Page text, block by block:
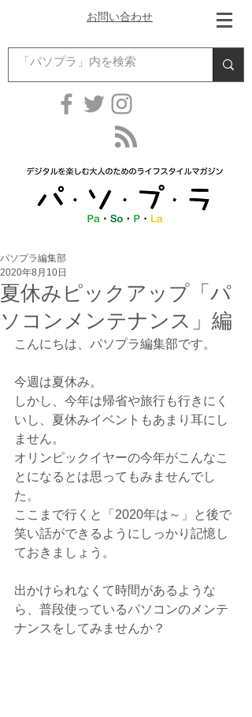
お問い合わせ
夏休みピックアップ「パ
ソコンメンテナンス」編
パソプラ編集部
2020年8月10日
こんにちは、パソプラ編集部です。
今週は夏休み。
しかし、今年は帰省や旅行も行きにく
いし、夏休みイベントもあまり耳にし
ません。
オリンピックイヤーの今年がこんなこ
とになるとは思ってもみませんでし
た。
ここまで行くと「2020年は～」と後で
笑い話ができるようにしっかり記憶し
ておきましょう。
出かけられなくて時間があるような
ら、普段使っているパソコンのメンテ
ナンスをしてみませんか？